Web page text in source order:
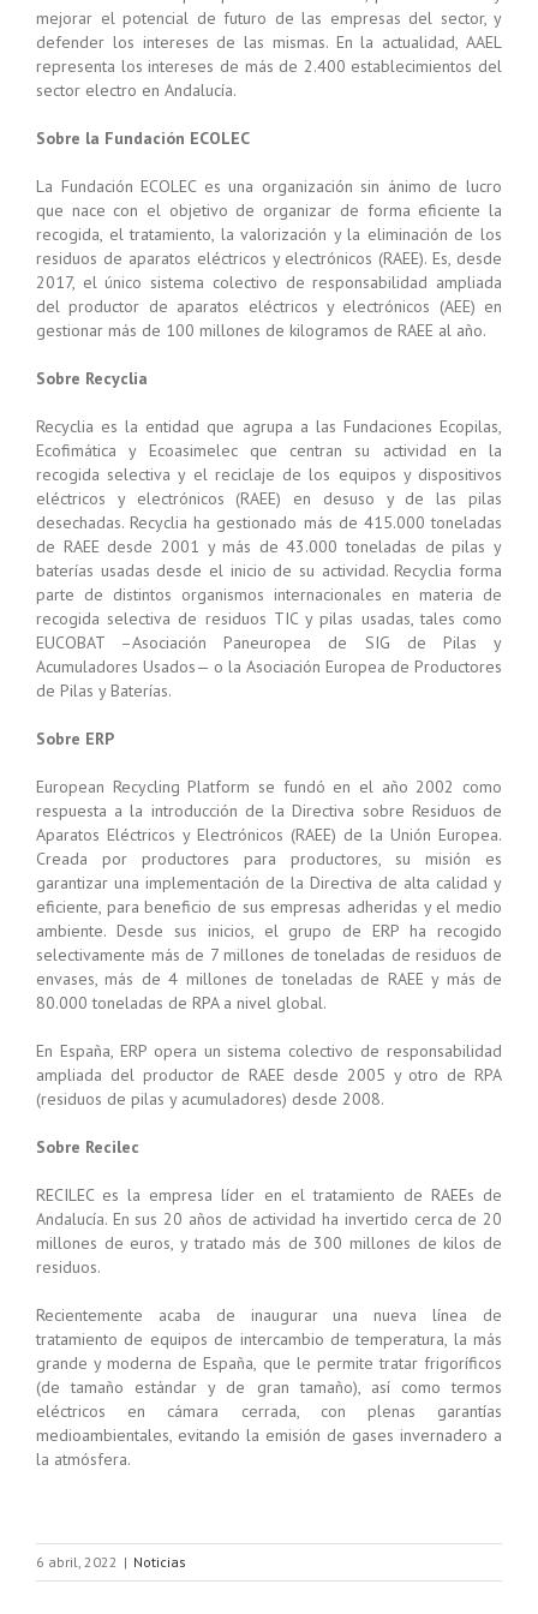
mejorar el potencial de futuro de las empresas del sector, y
defender los intereses de las mismas. En la actualidad, AAEL
representa los intereses de más de 2.400 establecimientos del
sector electro en Andalucía.
Sobre la Fundación ECOLEC
La Fundación ECOLEC es una organización sin ánimo de lucro
que nace con el objetivo de organizar de forma eficiente la
recogida, el tratamiento, la valorización y la eliminación de los
residuos de aparatos eléctricos y electrónicos (RAEE). Es, desde
2017, el único sistema colectivo de responsabilidad ampliada
del productor de aparatos eléctricos y electrónicos (AEE) en
gestionar más de 100 millones de kilogramos de RAEE al año.
Sobre Recyclia
Recyclia es la entidad que agrupa a las Fundaciones Ecopilas,
Ecofimática y Ecoasimelec que centran su actividad en la
recogida selectiva y el reciclaje de los equipos y dispositivos
eléctricos y electrónicos (RAEE) en desuso y de las pilas
desechadas. Recyclia ha gestionado más de 415.000 toneladas
de RAEE desde 2001 y más de 43.000 toneladas de pilas y
baterías usadas desde el inicio de su actividad. Recyclia forma
parte de distintos organismos internacionales en materia de
recogida selectiva de residuos TIC y pilas usadas, tales como
EUCOBAT –Asociación Paneuropea de SIG de Pilas y
Acumuladores Usados— o la Asociación Europea de Productores
de Pilas y Baterías.
Sobre ERP
European Recycling Platform se fundó en el año 2002 como
respuesta a la introducción de la Directiva sobre Residuos de
Aparatos Eléctricos y Electrónicos (RAEE) de la Unión Europea.
Creada por productores para productores, su misión es
garantizar una implementación de la Directiva de alta calidad y
eficiente, para beneficio de sus empresas adheridas y el medio
ambiente. Desde sus inicios, el grupo de ERP ha recogido
selectivamente más de 7 millones de toneladas de residuos de
envases, más de 4 millones de toneladas de RAEE y más de
80.000 toneladas de RPA a nivel global.
En España, ERP opera un sistema colectivo de responsabilidad
ampliada del productor de RAEE desde 2005 y otro de RPA
(residuos de pilas y acumuladores) desde 2008.
Sobre Recilec
RECILEC es la empresa líder en el tratamiento de RAEEs de
Andalucía. En sus 20 años de actividad ha invertido cerca de 20
millones de euros, y tratado más de 300 millones de kilos de
residuos.
Recientemente acaba de inaugurar una nueva línea de
tratamiento de equipos de intercambio de temperatura, la más
grande y moderna de España, que le permite tratar frigoríficos
(de tamaño estándar y de gran tamaño), así como termos
eléctricos en cámara cerrada, con plenas garantías
medioambientales, evitando la emisión de gases invernadero a
la atmósfera.
6 abril, 2022 | Noticias